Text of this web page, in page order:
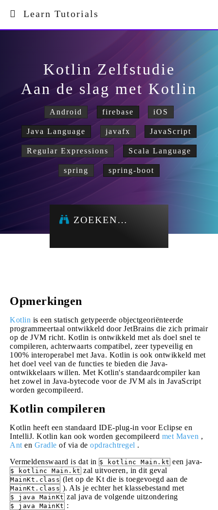
Learn Tutorials
Kotlin Zelfstudie
Aan de slag met Kotlin
Android firebase iOS
Java Language javafx JavaScript
Regular Expressions Scala Language
spring spring-boot
ZOEKEN…
Opmerkingen
Kotlin is een statisch getypeerde objectgeoriënteerde
programmeertaal ontwikkeld door JetBrains die zich primair
op de JVM richt. Kotlin is ontwikkeld met als doel snel te
compileren, achterwaarts compatibel, zeer typeveilig en
100% interoperabel met Java. Kotlin is ook ontwikkeld met
het doel veel van de functies te bieden die Java-
ontwikkelaars willen. Met Kotlin's standaardcompiler kan
het zowel in Java-bytecode voor de JVM als in JavaScript
worden gecompileerd.
Kotlin compileren
Kotlin heeft een standaard IDE-plug-in voor Eclipse en
IntelliJ. Kotlin kan ook worden gecompileerd met Maven ,
Ant en Gradle of via de opdrachtregel .
Vermeldenswaard is dat in $ kotlinc Main.kt een java-
$ kotlinc Main.kt zal uitvoeren, in dit geval
MainKt.class (let op de Kt die is toegevoegd aan de
MainKt.class ). Als je echter het klassebestand met
$ java MainKt zal java de volgende uitzondering
$ java MainKt :